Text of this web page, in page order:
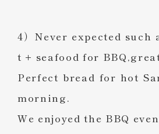
4）Never expected such
t + seafood for
Perfect bread for hot
morning.
We enjoyed the BBQ